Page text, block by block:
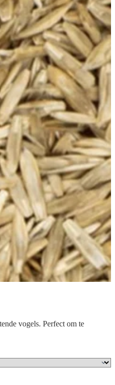
vogels. Perfect om te